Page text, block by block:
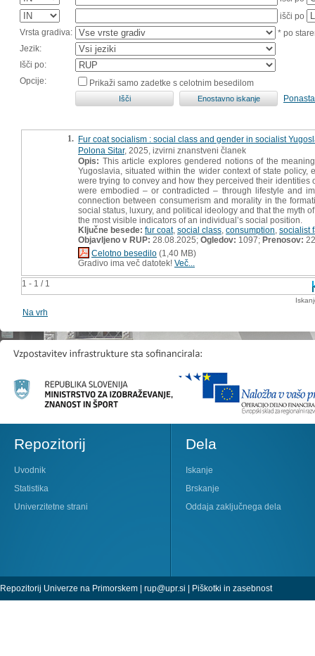
išči po
Vrsta gradiva:
* po
Jezik:
Išči po:
Opcije:
Prikaži samo zadetke s celotnim besedilom
1 - 1 / 1
1. Fur coat socialism : social class and gender in socialist
Polona Sitar, 2025, izvirni znanstveni članek
Opis: This article explores gendered notions of the
Yugoslavia, situated within the wider context of state
were trying to convey and how they perceived their
were embodied – or contradicted – through lifestyle and
connection between consumerism and morality in the
social status, luxury, and political ideology and that the myth
the most visible indicators of an individual’s social position.
Ključne besede: fur coat, social class consumption socialist
Objavljeno v RUP: 28.08.2025; Ogledov: 1097; Prenosov: 22
Celotno besedilo (1,40 MB)
Gradivo ima več datotek! Več...
Na vrh
Repozitorij
Uvodnik
Statistika
Univerzitetne strani
Dela
Iskanje
Brskanje
Oddaja zaključnega dela
Repozitorij Univerze na Primorskem | rup@upr.si | Piškotki in zasebnost